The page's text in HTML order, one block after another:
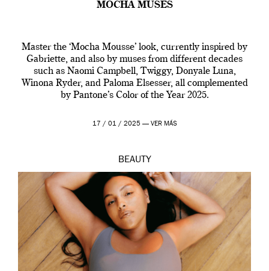
MOCHA MUSES
Master the ‘Mocha Mousse’ look, currently inspired by
Gabriette, and also by muses from different decades
such as Naomi Campbell, Twiggy, Donyale Luna,
Winona Ryder, and Paloma Elsesser, all complemented
by Pantone’s Color of the Year 2025.
17 / 01 / 2025 — VER MÁS
BEAUTY